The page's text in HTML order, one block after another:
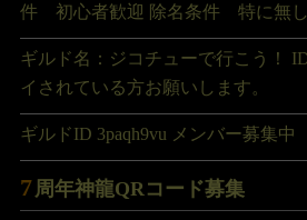
件 初心者歓迎 除名条件 特に無し
ギルド名：ジコチューで行こう！
イされている方お願いします。
ギルドID 3paqh9vu メンバー募集中
7周年神龍QRコード募集